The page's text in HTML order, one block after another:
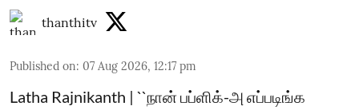
thanthitv
Published on: 07 Aug 2026, 12:17 pm
Latha Rajnikanth | ``நான் பப்ளிக்-அ எப்படிங்க